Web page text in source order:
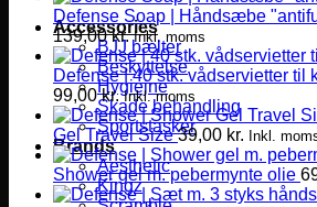
Accessories
BJJ bælter
Beskyttelse
Hygiejne
Skade behandling
Sportstasker
Brands
Aesthetic
Kingz
Defense Soap | Håndsæbe
139,00kr. Inkl. moms
Defense | 40 stk. vådservietter til
99,00kr. Inkl. moms
Gel Travel Size 39,00 kr. Inkl.
Shower gel m. pebermynte olie